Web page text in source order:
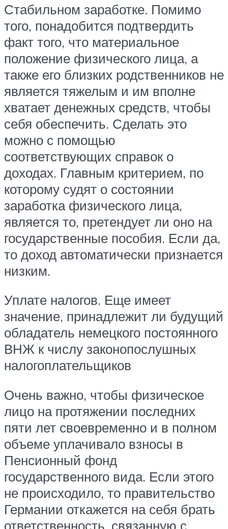
Стабильном заработке. Помимо
того, понадобится подтвердить
факт того, что материальное
положение физического лица, а
также его близких родственников не
является тяжелым и им вполне
хватает денежных средств, чтобы
себя обеспечить. Сделать это
можно с помощью
соответствующих справок о
доходах. Главным критерием, по
которому судят о состоянии
заработка физического лица,
является то, претендует ли оно на
государственные пособия. Если да,
то доход автоматически признается
низким.
Уплате налогов. Еще имеет
значение, принадлежит ли будущий
обладатель немецкого постоянного
ВНЖ к числу законопослушных
налогоплательщиков
Очень важно, чтобы физическое
лицо на протяжении последних
пяти лет своевременно и в полном
объеме уплачивало взносы в
Пенсионный фонд
государственного вида. Если этого
не происходило, то правительство
Германии откажется на себя брать
ответственность, связанную с